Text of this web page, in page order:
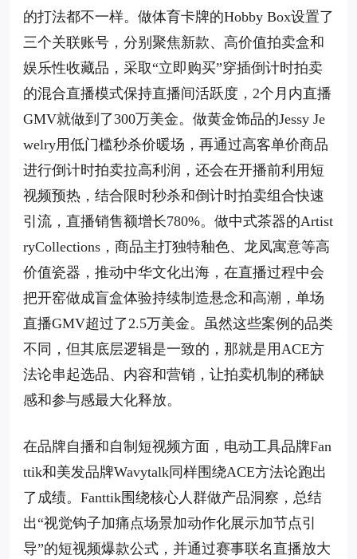
的打法都不一样。做体育卡牌的Hobby Box设置了
三个关联账号，分别聚焦新款、高价值拍卖盒和
娱乐性收藏品，采取“立即购买”穿插倒计时拍卖
的混合直播模式保持直播间活跃度，2个月内直播
GMV就做到了300万美金。做黄金饰品的Jessy Je
welry用低门槛秒杀价暖场，再通过高客单价商品
进行倒计时拍卖拉高利润，还会在开播前利用短
视频预热，结合限时秒杀和倒计时拍卖组合快速
引流，直播销售额增长780%。做中式茶器的Artist
ryCollections，商品主打独特釉色、龙凤寓意等高
价值瓷器，推动中华文化出海，在直播过程中会
把开窑做成盲盒体验持续制造悬念和高潮，单场
直播GMV超过了2.5万美金。虽然这些案例的品类
不同，但其底层逻辑是一致的，那就是用ACE方
法论串起选品、内容和营销，让拍卖机制的稀缺
感和参与感最大化释放。
在品牌自播和自制短视频方面，电动工具品牌Fan
ttik和美发品牌Wavytalk同样围绕ACE方法论跑出
了成绩。Fanttik围绕核心人群做产品洞察，总结
出“视觉钩子加痛点场景加动作化展示加节点引
导”的短视频爆款公式，并通过赛事联名直播放大